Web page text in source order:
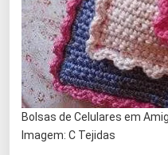
Bolsas de Celulares em
Imagem: C Tejidas